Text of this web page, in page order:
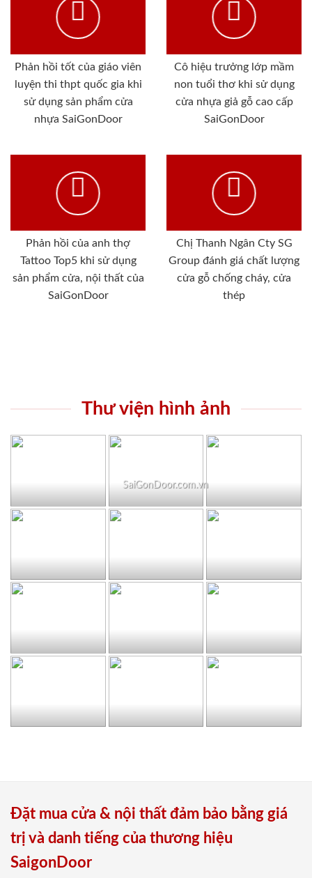
Phản hồi tốt của giáo viên
luyện thi thpt quốc gia khi
sử dụng sản phẩm cửa
nhựa SaiGonDoor
Cô hiệu trưởng lớp mầm
non tuổi thơ khi sử dụng
cửa nhựa giả gỗ cao cấp
SaiGonDoor
Phản hồi của anh thợ
Tattoo Top5 khi sử dụng
sản phẩm cửa, nội thất của
SaiGonDoor
Chị Thanh Ngân Cty SG
Group đánh giá chất lượng
cửa gỗ chống cháy, cửa
thép
Thư viện hình ảnh
SaiGonDoor.com.vn
Đặt mua cửa & nội thất đảm bảo bằng giá
trị và danh tiếng của thương hiệu
SaigonDoor